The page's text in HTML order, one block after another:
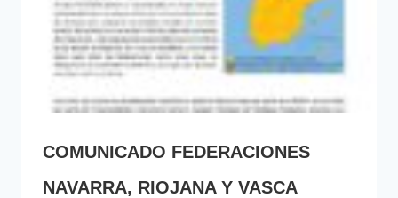
COMUNICADO FEDERACIONES
NAVARRA, RIOJANA Y VASCA